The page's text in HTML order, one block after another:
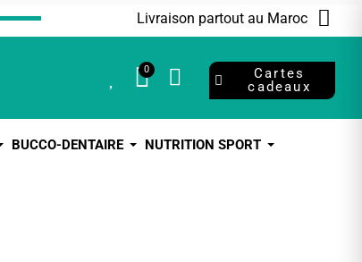
Livraison partout au Maroc
0
Cartes
cadeaux
BUCCO-DENTAIRE NUTRITION SPORT